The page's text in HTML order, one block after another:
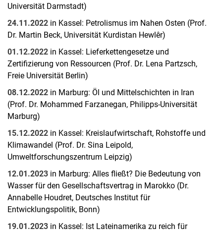
Universität Darmstadt)
24.11.2022 in Kassel: Petrolismus im Nahen Osten (Prof.
Dr. Martin Beck, Universität Kurdistan Hewlêr)
01.12.2022 in Kassel: Lieferkettengesetze und
Zertifizierung von Ressourcen (Prof. Dr. Lena Partzsch,
Freie Universität Berlin)
08.12.2022 in Marburg: Öl und Mittelschichten in Iran
(Prof. Dr. Mohammed Farzanegan, Philipps-Universität
Marburg)
15.12.2022 in Kassel: Kreislaufwirtschaft, Rohstoffe und
Klimawandel (Prof. Dr. Sina Leipold,
Umweltforschungszentrum Leipzig)
12.01.2023 in Marburg: Alles fließt? Die Bedeutung von
Wasser für den Gesellschaftsvertrag in Marokko (Dr.
Annabelle Houdret, Deutsches Institut für
Entwicklungspolitik, Bonn)
19.01.2023 in Kassel: Ist Lateinamerika zu reich für